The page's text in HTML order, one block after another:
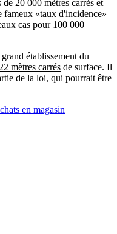
20 000 mètres carrés et
fameux «taux d'incidence»
cas pour 100 000
établissement du
mètres carrés de surface. Il
de la loi, qui pourrait être
en magasin